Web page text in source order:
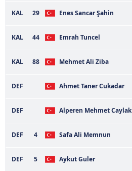
KAL 29 Enes Sancar Şahin
KAL 44 Emrah Tuncel
KAL 88 Mehmet Ali Ziba
DEF Ahmet Taner Cukadar
DEF Alperen Mehmet Caylak
DEF 4 Safa Ali Memnun
DEF 5 Aykut Guler